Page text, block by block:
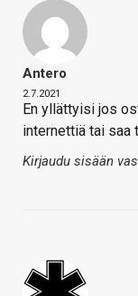
Antero
2.7.2021
En yllättyisi jos
internettiä tai saa
Kirjaudu sisään